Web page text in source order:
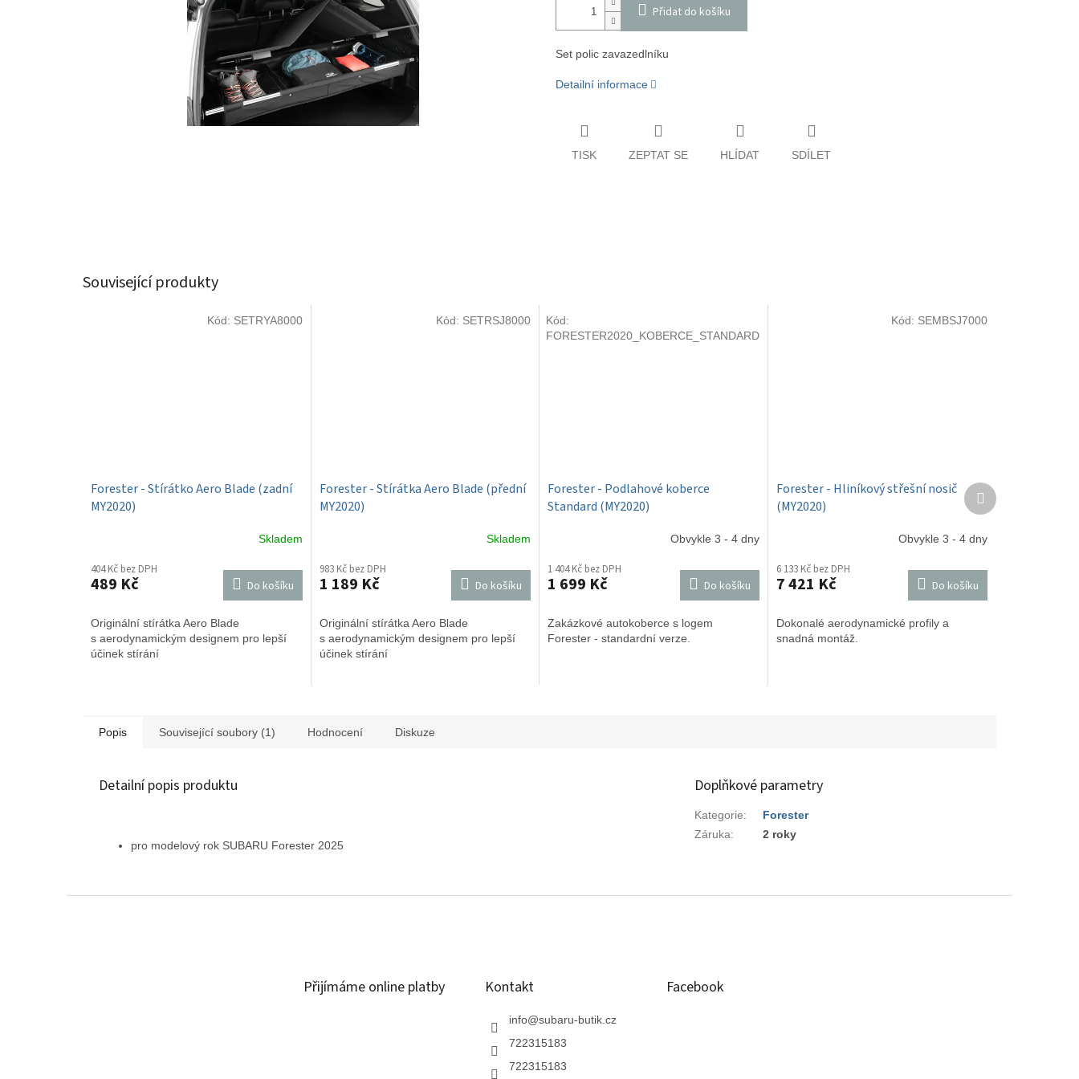
Přidat do košíku
Set polic zavazedlníku
Detailní informace
TISK ZEPTAT SE HLÍDAT SDÍLET
Související produkty
Forester - Stírátko Aero Blade (zadní
MY2020)
Skladem
404 Kč bez DPH
489 Kč Do košíku
Originální stírátka Aero Blade
s aerodynamickým designem pro lepší
účinek stírání
Kód: SETRYA8000
Forester - Stírátka Aero Blade (přední
MY2020)
Skladem
983 Kč bez DPH
1 189 Kč Do košíku
Originální stírátka Aero Blade
s aerodynamickým designem pro lepší
účinek stírání
Kód: SETRSJ8000
Forester - Podlahové koberce
Standard (MY2020)
Obvykle 3 - 4 dny
1 404 Kč bez DPH
1 699 Kč Do košíku
Zakázkové autokoberce s logem
Forester - standardní verze.
Kód:
FORESTER2020_KOBERCE_STANDARD
Forester - Hliníkový střešní nosič
(MY2020)
Obvykle 3 - 4 dny
6 133 Kč bez DPH
7 421 Kč Do košíku
Dokonalé aerodynamické profily a
snadná montáž.
Kód: SEMBSJ7000
Další
produkt
Popis Související soubory (1) Hodnocení Diskuze
Detailní popis produktu
pro modelový rok SUBARU Forester 2025
Doplňkové parametry
Kategorie:
Forester
Záruka: 2 roky
Přijímáme online platby Kontakt
info@subaru-butik.cz
722315183
722315183
Facebook